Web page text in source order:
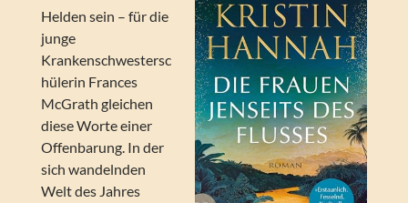
Helden sein – für die
junge
Krankenschwestersc
hülerin Frances
McGrath gleichen
diese Worte einer
Offenbarung. In der
sich wandelnden
Welt des Jahres